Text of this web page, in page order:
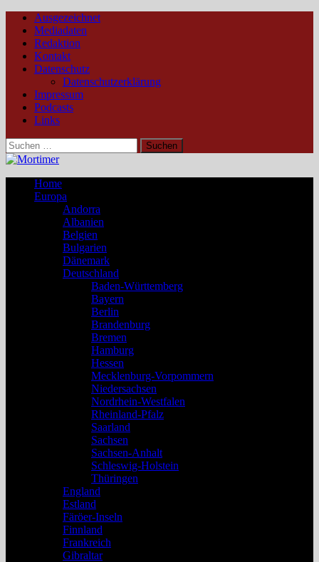
Ausgezeichnet
Mediadaten
Redaktion
Kontakt
Datenschutz
Datenschutzerklärung
Impressum
Podcasts
Links
Suchen
nach:
Home
Europa
Andorra
Albanien
Belgien
Bulgarien
Dänemark
Deutschland
Baden-Württemberg
Bayern
Berlin
Brandenburg
Bremen
Hamburg
Hessen
Mecklenburg-Vorpommern
Niedersachsen
Nordrhein-Westfalen
Rheinland-Pfalz
Saarland
Sachsen
Sachsen-Anhalt
Schleswig-Holstein
Thüringen
England
Estland
Färöer-Inseln
Finnland
Frankreich
Gibraltar